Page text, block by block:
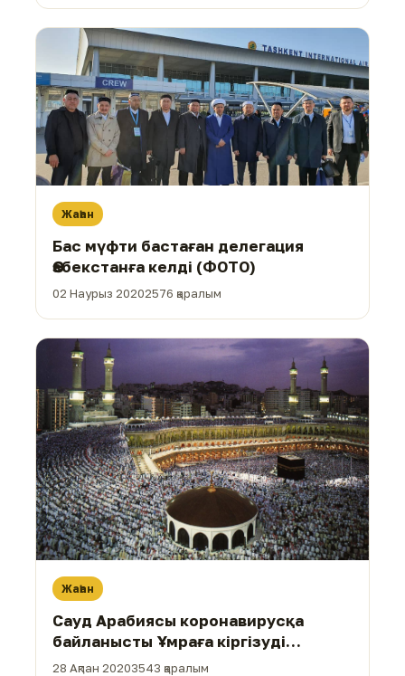
Жаһан
Бас мүфти бастаған делегация
Өзбекстанға келді (ФОТО)
02 Наурыз 20202576 қаралым
Жаһан
Сауд Арабиясы коронавирусқа
байланысты Ұмраға кіргізуді
уақытша тоқтатты
28 Ақпан 20203543 қаралым